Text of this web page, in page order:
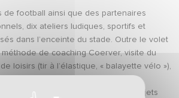
de football ainsi que des partenaires
dix ateliers ludiques, sportifs et
dans l’enceinte du stade. Outre le volet
de coaching Coerver, visite du
loisirs (tir à l’élastique, « balayette vélo »),
citoyen testeront également les
et les sensibiliseront sur des sujets